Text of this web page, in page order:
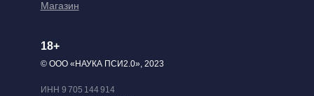
© ООО «НАУКА ПСИ2.0», 2023
Магазин
18+
ИНН 9 705 144 914